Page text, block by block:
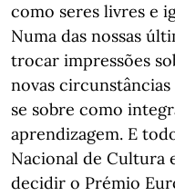
como seres livres e
Numa das nossas
trocar impressões
novas
se sobre como
aprendizagem. E
Nacional de Cultura
decidir o Prémio